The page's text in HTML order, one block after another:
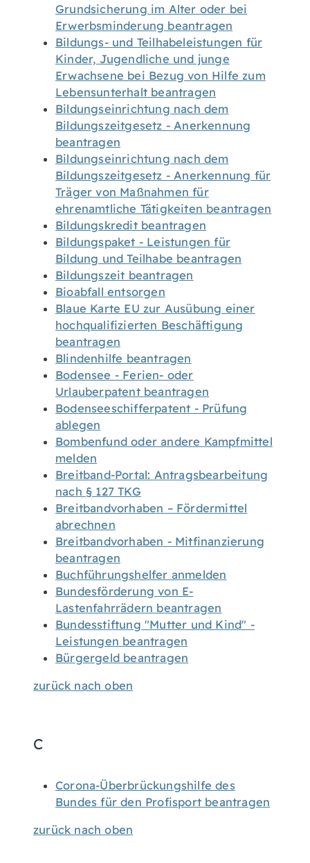
Grundsicherung im Alter oder bei
Erwerbsminderung beantragen
Bildungs- und Teilhabeleistungen für
Kinder, Jugendliche und junge
Erwachsene bei Bezug von Hilfe zum
Lebensunterhalt beantragen
Bildungseinrichtung nach dem
Bildungszeitgesetz - Anerkennung
beantragen
Bildungseinrichtung nach dem
Bildungszeitgesetz - Anerkennung für
Träger von Maßnahmen für
ehrenamtliche Tätigkeiten beantragen
Bildungskredit beantragen
Bildungspaket - Leistungen für
Bildung und Teilhabe beantragen
Bildungszeit beantragen
Bioabfall entsorgen
Blaue Karte EU zur Ausübung einer
hochqualifizierten Beschäftigung
beantragen
Blindenhilfe beantragen
Bodensee - Ferien- oder
Urlauberpatent beantragen
Bodenseeschifferpatent - Prüfung
ablegen
Bombenfund oder andere Kampfmittel
melden
Breitband-Portal: Antragsbearbeitung
nach § 127 TKG
Breitbandvorhaben – Fördermittel
abrechnen
Breitbandvorhaben - Mitfinanzierung
beantragen
Buchführungshelfer anmelden
Bundesförderung von E-
Lastenfahrrädern beantragen
Bundesstiftung "Mutter und Kind" -
Leistungen beantragen
Bürgergeld beantragen
zurück nach oben
C
Corona-Überbrückungshilfe des
Bundes für den Profisport beantragen
zurück nach oben